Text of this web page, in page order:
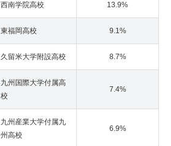
西南学院高校 13.9%
東福岡高校 9.1%
久留米大学附設高校 8.7%
九州国際大学付属高
校
7.4%
九州産業大学付属九
州高校
6.9%